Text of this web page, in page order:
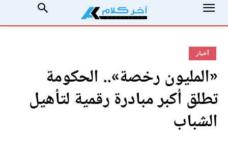
أخبار
«المليون رخصة».. الحكومة
تطلق أكبر مبادرة رقمية لتأهيل
الشباب